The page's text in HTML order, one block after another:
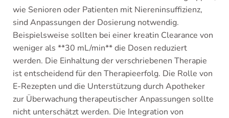
wie Senioren oder Patienten mit Niereninsuffizienz,
sind Anpassungen der Dosierung notwendig.
Beispielsweise sollten bei einer kreatin Clearance von
weniger als **30 mL/min** die Dosen reduziert
werden. Die Einhaltung der verschriebenen Therapie
ist entscheidend für den Therapieerfolg. Die Rolle von
E-Rezepten und die Unterstützung durch Apotheker
zur Überwachung therapeutischer Anpassungen sollte
nicht unterschätzt werden. Die Integration von